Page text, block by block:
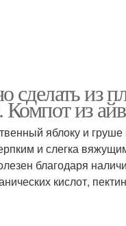
сделать из
Компот из
яблоку и груше
и слегка
благодаря
кислот,